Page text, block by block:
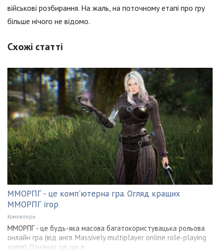
військові розбирання. На жаль, на поточному етапі про гру
більше нічого не відомо.
Схожі статті
ММОРПГ - це комп'ютерна гра. Огляд кращих
ММОРПГ ігор
Компютери
ММОРПГ - це будь-яка масова багатокористувацька рольова
онлайн гра (від англ. Massively multiplayer online role-playing
game). Означає це, що в